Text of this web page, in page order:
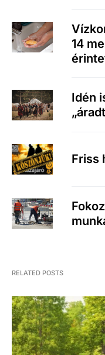
14
Idén
Friss
RELATED POSTS